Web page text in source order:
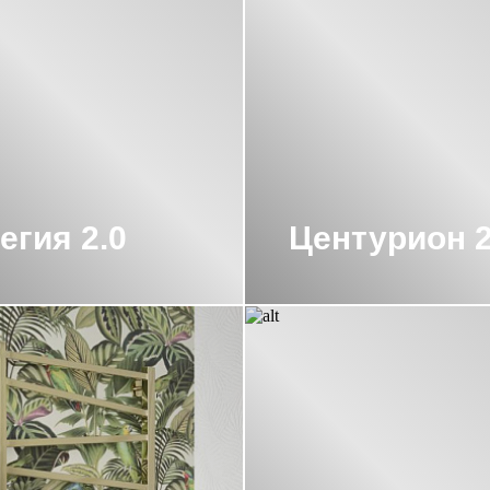
600Х500
М-ОБРАЗНЫЕ
С БОКОВЫМ ПОДКЛЮЧЕНИЕМ 60СМ
С НИЖНИМ ПОДКЛЮЧЕНИЕМ
БРОНЗА
ПОКРЫТИЕМ СУНЕРЖА
500 ПОЛОТЕНЦЕСУШИТЕЛИ СУНЕРЖА
2.0 Центурион